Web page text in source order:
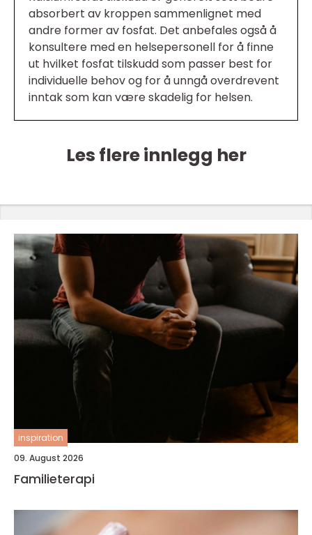
absorbert av kroppen sammenlignet med
andre former av fosfat. Det anbefales også å
konsultere med en helsepersonell for å finne
ut hvilket fosfat tilskudd som passer best for
individuelle behov og for å unngå overdrevent
inntak som kan være skadelig for helsen.
Les flere innlegg her
inspiration
09. August 2026
Familieterapi